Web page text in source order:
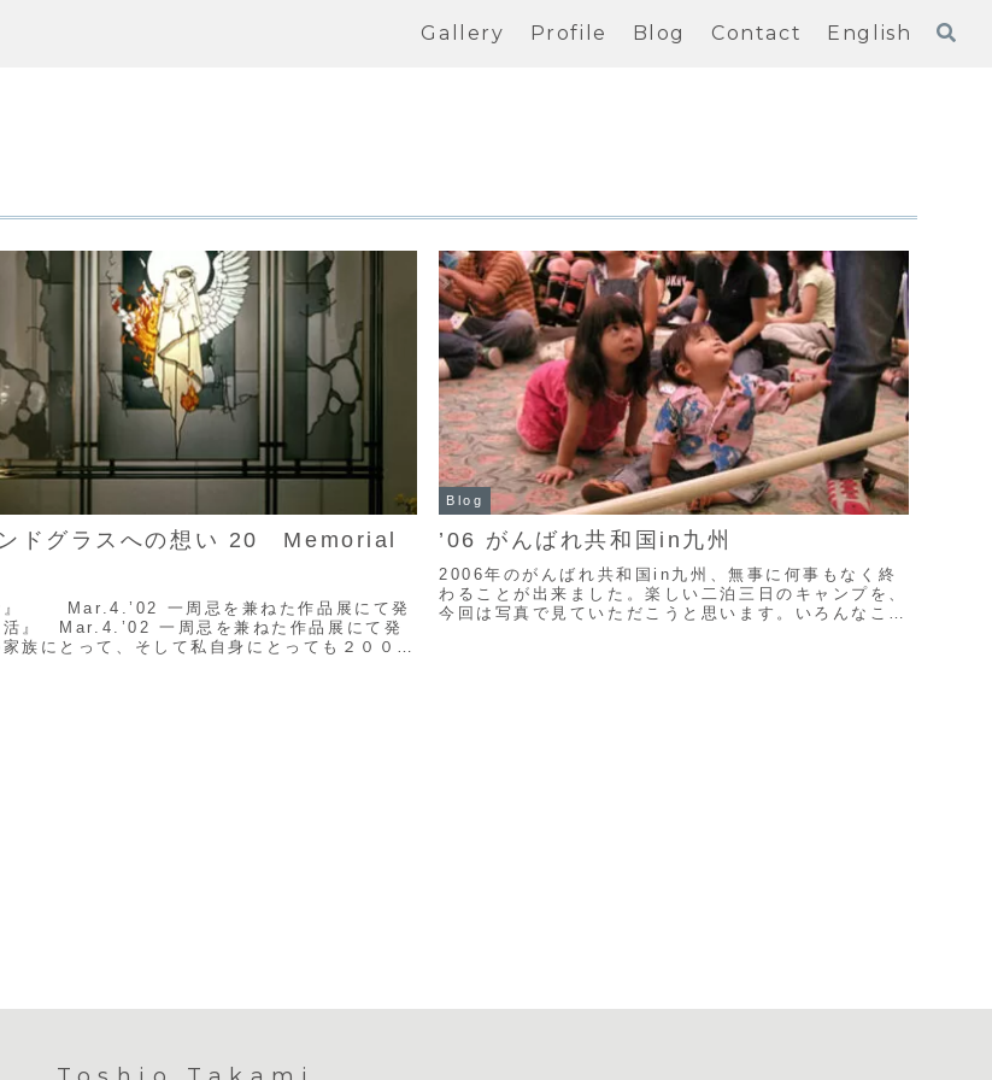
Gallery Profile Blog Contact English
ドグラスへの想い 20 Memorial
』 Mar.4.’02 一周忌を兼ねた作品展にて発
活』 Mar.4.’02 一周忌を兼ねた作品展にて発
族にとって、そして私自身にとっても２００１
Blog
’06 がんばれ共和国in九州
2006年のがんばれ共和国in九州、無事に何事もなく終
わることが出来ました。楽しい二泊三日のキャンプを、
今回は写真で見ていただこうと思います。いろんなこと